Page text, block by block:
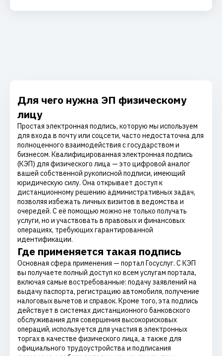
Для чего нужна ЭП физическому
лицу
Простая электронная подпись, которую мы используем
для входа в почту или соцсети, часто недостаточна для
полноценного взаимодействия с государством и
бизнесом. Квалифицированная электронная подпись
(КЭП) для физического лица — это цифровой аналог
вашей собственной рукописной подписи, имеющий
юридическую силу. Она открывает доступ к
дистанционному решению административных задач,
позволяя избежать личных визитов в ведомства и
очередей. С её помощью можно не только получать
услуги, но и участвовать в правовых и финансовых
операциях, требующих гарантированной
идентификации.
Где применяется такая подпись
Основная сфера применения — портал Госуслуг. С КЭП
вы получаете полный доступ ко всем услугам портала,
включая самые востребованные: подачу заявлений на
выдачу паспорта, регистрацию автомобиля, получение
налоговых вычетов и справок. Кроме того, эта подпись
действует в системах дистанционного банковского
обслуживания для совершения высокорисковых
операций, используется для участия в электронных
торгах в качестве физического лица, а также для
официального трудоустройства и подписания